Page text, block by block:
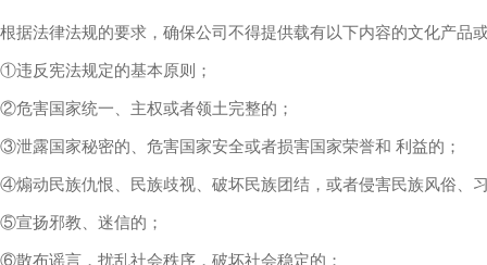
根据法律法规的要求，确保公司不得提供载有以下内容的文化产品
①违反宪法规定的基本原则；
②危害国家统一、主权或者领土完整的；
③泄露国家秘密的、危害国家安全或者损害国家荣誉和 利益的；
④煽动民族仇恨、民族歧视、破坏民族团结，或者侵害民族风俗、
⑤宣扬邪教、迷信的；
⑥散布谣言，扰乱社会秩序，破坏社会稳定的；